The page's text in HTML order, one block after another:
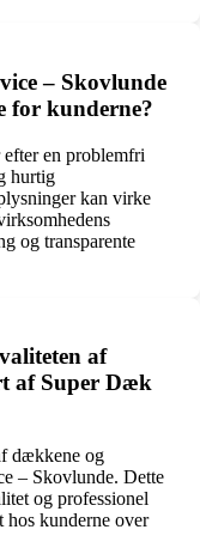
– Skovlunde
for kunderne?
en problemfri
hurtig
kan virke
og transparente
af
af Super Dæk
dækkene og
– Skovlunde. Dette
og professionel
kunderne over